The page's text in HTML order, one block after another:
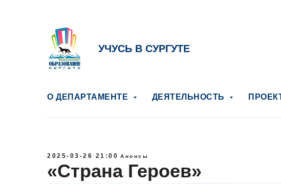
УЧУСЬ В СУРГУТЕ
О ДЕПАРТАМЕНТЕ ДЕЯТЕЛЬНОСТЬ
2025-03-26 21:00 Анонсы
«Страна Героев»